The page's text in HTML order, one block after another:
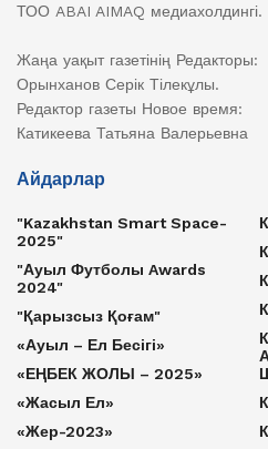
ТОО ABAI AIMAQ медиахолдингі.
Жаңа уақыт газетінің Редакторы:
Орынханов Серік Тілекұлы.
Редактор газеты Новое время:
Катикеева Татьяна Валерьевна
Айдарлар
"Kazakhstan Smart Space-
2025"
"Ауыл Футболы Awards
2024"
"Қарызсыз Қоғам"
«Ауыл – Ел Бесігі»
«ЕҢБЕК ЖОЛЫ – 2025»
«Жасыл Ел»
«Жер-2023»